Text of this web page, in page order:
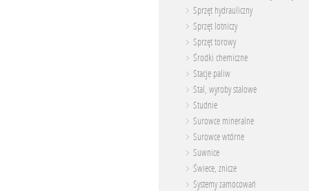
Sprzęt hydrauliczny
Sprzęt lotniczy
Sprzęt torowy
Środki chemiczne
Stacje paliw
Stal, wyroby stalowe
Studnie
Surowce mineralne
Surowce wtórne
Suwnice
Świece, znicze
Systemy zamocowań